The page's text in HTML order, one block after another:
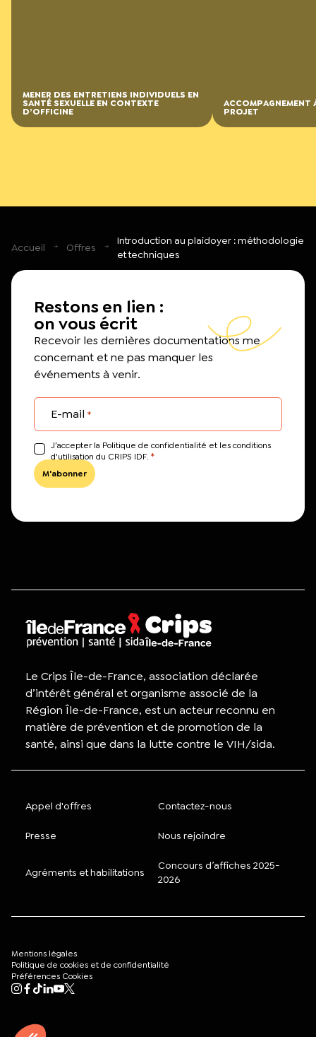
MENER DES ENTRETIENS INDIVIDUELS EN
SANTÉ SEXUELLE EN CONTEXTE
D’OFFICINE
ACCOMPAGNEMENT
PROJET
Accueil Offres
Introduction au plaidoyer : méthodologie
et techniques
Restons en lien :
on vous écrit
Recevoir les dernières documentations me
concernant et ne pas manquer les
événements à venir.
E-mail *
J’accepter la Politique de confidentialité et les conditions
d'utilisation du CRIPS IDF. *
Le Crips Île-de-France, association déclarée
d’intérêt général et organisme associé de la
Région Île-de-France, est un acteur reconnu en
matière de prévention et de promotion de la
santé, ainsi que dans la lutte contre le VIH/sida.
Appel d'offres Contactez-nous
Presse Nous rejoindre
Agréments et habilitations
Concours d’affiches 2025-
2026
Mentions légales
Politique de cookies et de confidentialité
Préférences Cookies